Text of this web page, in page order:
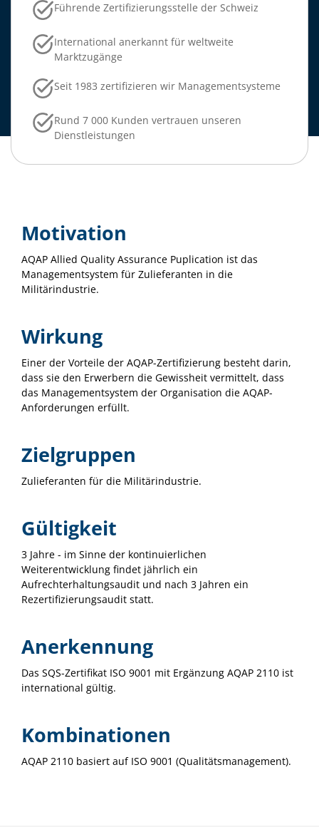
Führende Zertifizierungsstelle der Schweiz
International anerkannt für weltweite
Marktzugänge
Seit 1983 zertifizieren wir Managementsysteme
Rund 7 000 Kunden vertrauen unseren
Dienstleistungen
Motivation
AQAP Allied Quality Assurance Puplication ist das
Managementsystem für Zulieferanten in die
Militärindustrie.
Wirkung
Einer der Vorteile der AQAP-Zertifizierung besteht darin,
dass sie den Erwerbern die Gewissheit vermittelt, dass
das Managementsystem der Organisation die AQAP-
Anforderungen erfüllt.
Zielgruppen
Zulieferanten für die Militärindustrie.
Gültigkeit
3 Jahre - im Sinne der kontinuierlichen
Weiterentwicklung findet jährlich ein
Aufrechterhaltungsaudit und nach 3 Jahren ein
Rezertifizierungsaudit statt.
Anerkennung
Das SQS-Zertifikat ISO 9001 mit Ergänzung AQAP 2110 ist
international gültig.
Kombinationen
AQAP 2110 basiert auf ISO 9001 (Qualitätsmanagement).